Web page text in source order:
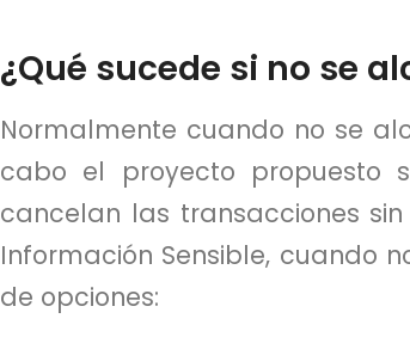
¿Qué sucede si no se
Normalmente cuando no se
cabo el proyecto propuesto
cancelan las transacciones
Información Sensible, cuando
de opciones: